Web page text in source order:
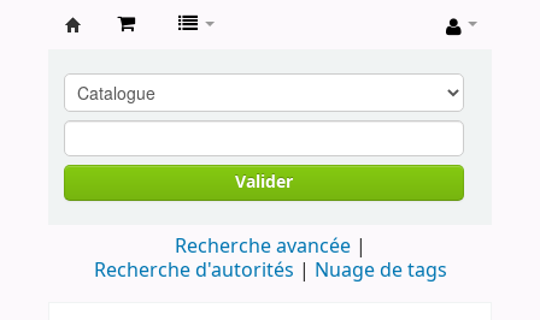
contestataires
Valider
Recherche avancée
Recherche d'autorités
Nuage de tags